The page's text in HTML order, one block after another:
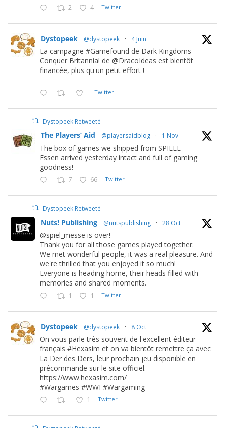
2 4 Twitter
Dystopeek @dystopeek · 4 Juin
La campagne #Gamefound de Dark Kingdoms -
Conquer Britannia! de @DracoIdeas est bientôt
financée, plus qu'un petit effort !
Twitter
Dystopeek Retweeté
The Players’ Aid @playersaidblog · 1 Nov
The box of games we shipped from SPIELE
Essen arrived yesterday intact and full of gaming
goodness!
7 66 Twitter
Dystopeek Retweeté
Nuts! Publishing @nutspublishing · 28 Oct
@spiel_messe is over!
Thank you for all those games played together.
We met wonderful people, it was a real pleasure. And
we're thrilled that you enjoyed it so much!
Everyone is heading home, their heads filled with
memories and shared moments.
1 1 Twitter
Dystopeek @dystopeek · 8 Oct
On vous parle très souvent de l'excellent éditeur
français #Hexasim et on va bientôt remettre ça avec
La Der des Ders, leur prochain jeu disponible en
précommande sur le site officiel.
https://www.hexasim.com/
#Wargames #WWI #Wargaming
1 Twitter